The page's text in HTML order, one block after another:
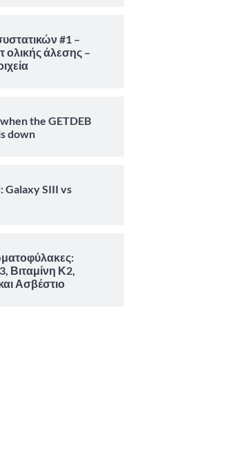
#1 –
ολικής άλεσης –
the GETDEB
down
Galaxy SIII vs
Βιταμίνη Κ2,
Ασβέστιο